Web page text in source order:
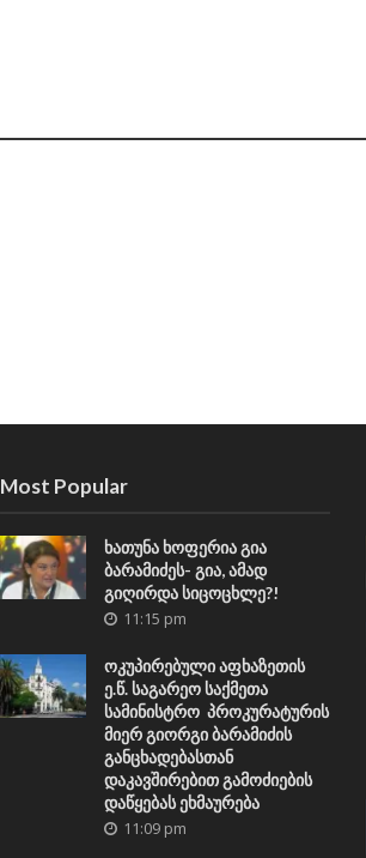
Most Popular
ხათუნა ხოფერია გია
ბარამიძეს- გია, ამად
გიღირდა სიცოცხლე?!
11:15 pm
ოკუპირებული აფხაზეთის
ე.წ. საგარეო საქმეთა
სამინისტრო პროკურატურის
მიერ გიორგი ბარამიძის
განცხადებასთან
დაკავშირებით გამოძიების
დაწყებას ეხმაურება
11:09 pm